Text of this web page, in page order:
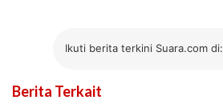
Ikuti berita terkini Suara.com di:
Berita Terkait